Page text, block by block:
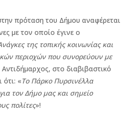
πρόταση του Δήμου αναφέρεται
με τον οποίο έγινε ο
της τοπικής κοινωνίας και
περιοχών που συνορεύουν με
στο διαβιβαστικό
«Το Πάρκο Πυρσινέλλα
τον Δήμο μας και σημείο
πολίτες»!